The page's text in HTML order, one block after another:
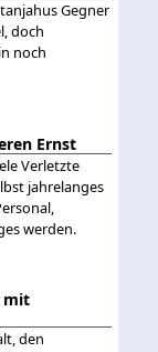
Gegner
doch
noch
Ernst
Verletzte
jahrelanges
werden.
mit
den